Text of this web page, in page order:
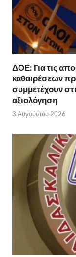
ΔΟΕ: Για τις
καθαιρέσεων
συμμετέχουν
αξιολόγηση
3 Αυγούστου 2026